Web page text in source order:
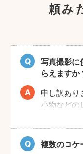
頼み
写真撮影に
らえますか
申し訳あり
小物などの
おりませ
願いしてお
複数のロケ